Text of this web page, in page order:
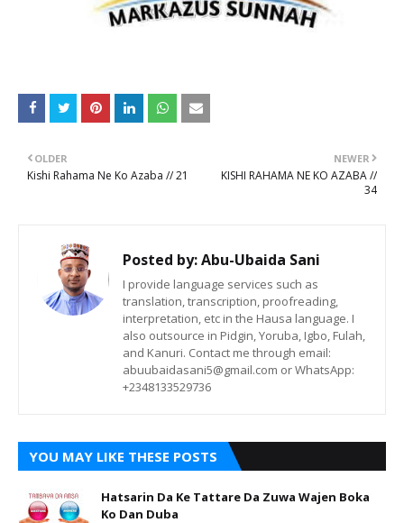
NEWER
KISHI RAHAMA NE KO AZABA //
34
OLDER
Kishi Rahama Ne Ko Azaba // 21
Posted by:Abu-Ubaida Sani
I provide language services such as
translation, transcription, proofreading,
interpretation, etc in the Hausa language. I
also outsource in Pidgin, Yoruba, Igbo, Fulah,
and Kanuri. Contact me through email:
abuubaidasani5@gmail.com or WhatsApp:
+2348133529736
YOU MAY LIKE THESE POSTS
Hatsarin Da Ke Tattare Da Zuwa Wajen Boka
Ko Dan Duba